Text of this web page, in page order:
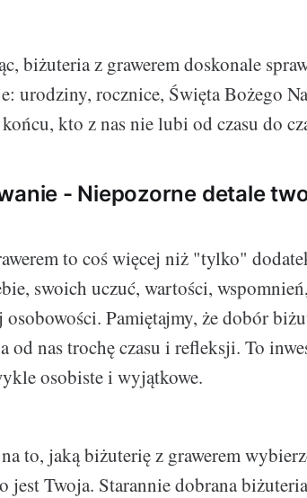
biżuteria z grawerem doskonale
urodziny, rocznice, Święta Bożego
kto z nas nie lubi od czasu do
- Niepozorne detale
to coś więcej niż "tylko"
swoich uczuć, wartości,
osobowości. Pamiętajmy, że dobór
od nas trochę czasu i refleksji. To
osobiste i wyjątkowe.
to, jaką biżuterię z grawerem
jest Twoja. Starannie dobrana